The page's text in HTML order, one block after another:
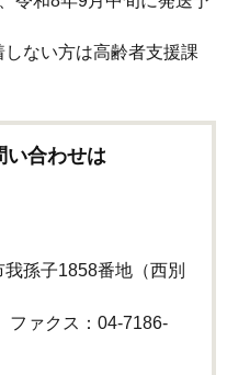
ない方は高齢者支援課
い合わせは
孫子1858番地（西別
ファクス：04-7186-